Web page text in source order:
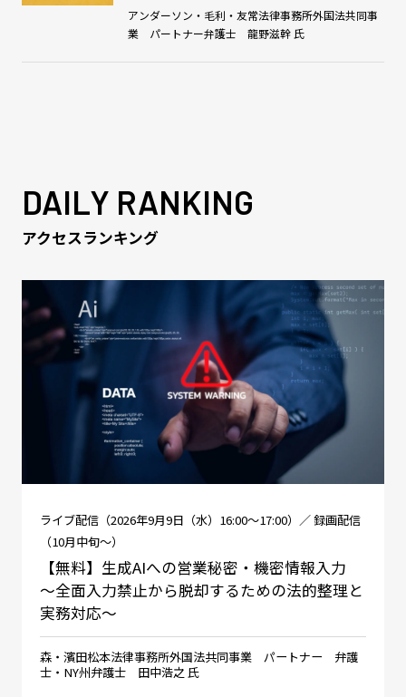
アンダーソン・毛利・友常法律事務所外国法共同事
業 パートナー弁護士 龍野滋幹 氏
DAILY RANKING
アクセスランキング
ライブ配信（2026年9月9日（水）16:00～17:00）／ 録画配信
（10月中旬～）
【無料】生成AIへの営業秘密・機密情報入力
～全面入力禁止から脱却するための法的整理と
実務対応～
森・濱田松本法律事務所外国法共同事業 パートナー 弁護
士・NY州弁護士 田中浩之 氏